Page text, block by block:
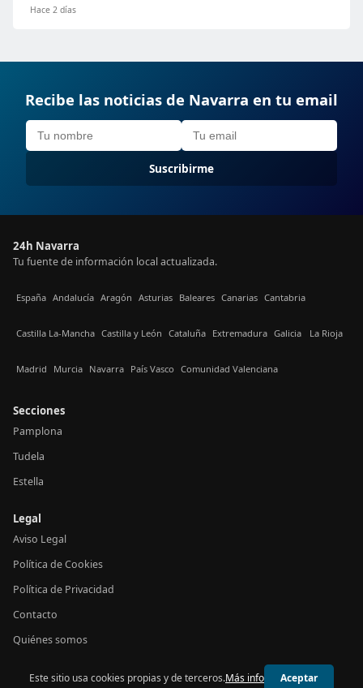
Hace 2 días
Recibe las noticias de Navarra en tu email
Suscribirme
24h Navarra
Tu fuente de información local actualizada.
España Andalucía Aragón Asturias Baleares Canarias Cantabria
Castilla La-Mancha Castilla y León Cataluña Extremadura Galicia La Rioja
Madrid Murcia Navarra País Vasco Comunidad Valenciana
Secciones
Pamplona
Tudela
Estella
Legal
Aviso Legal
Política de Cookies
Política de Privacidad
Contacto
Quiénes somos
© 2026 24h Navarra
Este sitio usa cookies propias y de terceros.Más info Aceptar